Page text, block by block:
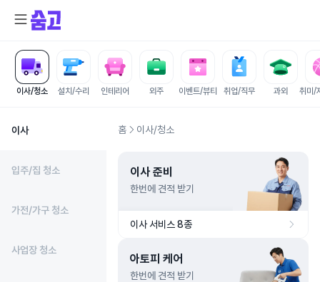
이사/청소 설치/수리 인테리어 외주 이벤트/뷰티 취업/직무 과외 취미/
이사
입주/집 청소
가전/가구 청소
사업장 청소
홈 이사/청소
이사 준비
한번에 견적 받기
이사 서비스 8종
아토피 케어
한번에 견적 받기